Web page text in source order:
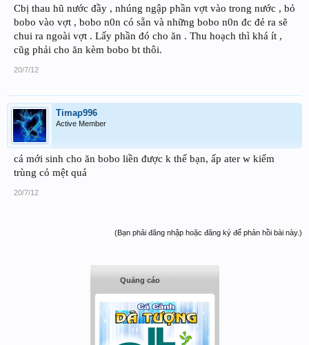
Cbị thau hũ nước đầy , nhúng ngập phần vợt vào trong nước , bỏ
bobo vào vợt , bobo n0n có sẵn và những bobo n0n đc đẻ ra sẽ
chui ra ngoài vợt . Lấy phần đó cho ăn . Thu hoạch thì khá ít ,
cũg phải cho ăn kèm bobo bt thôi.
20/7/12
Timap996
Active Member
cá mới sinh cho ăn bobo liền được k thế bạn, ấp ater w kiếm
trùng cỏ mệt quá
20/7/12
(Bạn phải đăng nhập hoặc đăng ký để phản hồi bài này.)
Quảng cáo